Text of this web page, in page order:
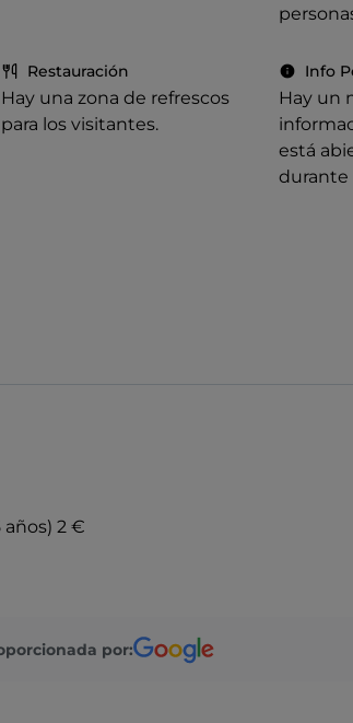
Restauración
Hay una zona de refrescos
para los visitantes.
Info
Hay un
está
durante
años) 2 €
por: